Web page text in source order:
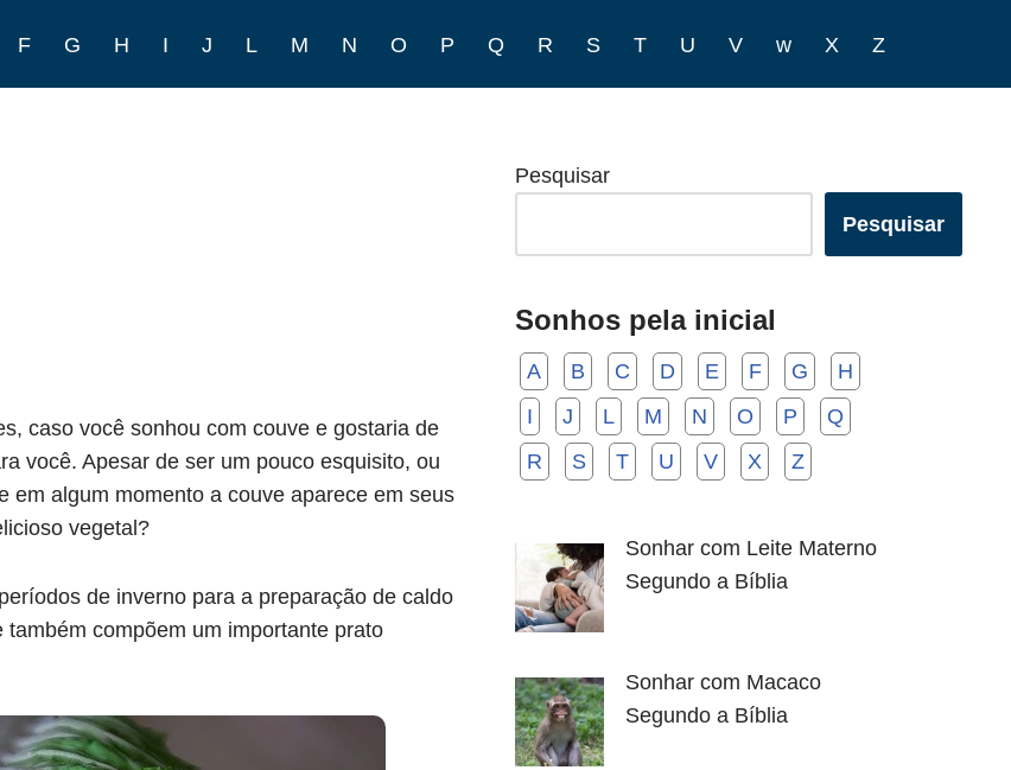
F G H I J L M N O P Q R S T U V w X Z
caso você sonhou com couve e gostaria de
você. Apesar de ser um pouco esquisito, ou
em algum momento a couve aparece em seus
vegetal?
de inverno para a preparação de caldo
compõem um importante prato
Pesquisar
Pesquisar
Sonhos pela inicial
A B C D E F G
H
I
J L M N O P
Q
R
S T U V X Z
Sonhar com Leite Materno
Segundo a Bíblia
Sonhar com Macaco
Segundo a Bíblia